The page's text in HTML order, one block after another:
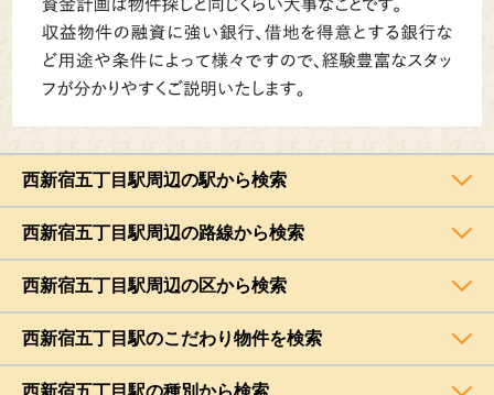
西新宿五丁目駅周辺の駅から検索
西新宿五丁目駅周辺の路線から検索
西新宿五丁目駅周辺の区から検索
西新宿五丁目駅のこだわり物件を検索